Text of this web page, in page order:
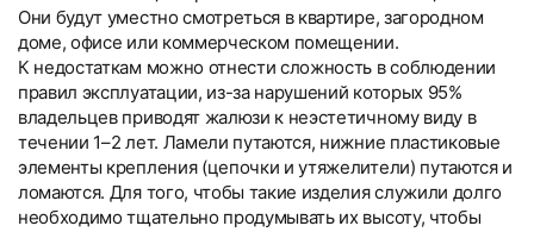
Они будут уместно смотреться в квартире, загородном
доме, офисе или коммерческом помещении.
К недостаткам можно отнести сложность в соблюдении
правил эксплуатации, из-за нарушений которых 95%
владельцев приводят жалюзи к неэстетичному виду в
течении 1–2 лет. Ламели путаются, нижние пластиковые
элементы крепления (цепочки и утяжелители) путаются и
ломаются. Для того, чтобы такие изделия служили долго
необходимо тщательно продумывать их высоту, чтобы